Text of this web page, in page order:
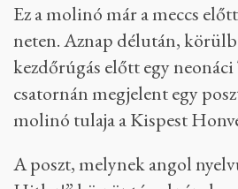
Ez a molinó már a meccs
neten. Aznap délután,
kezdőrúgás előtt egy
csatornán megjelent egy
molinó tulaja a Kispest
A poszt, melynek angol